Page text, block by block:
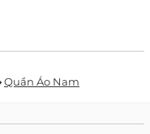
Quần Áo Nam